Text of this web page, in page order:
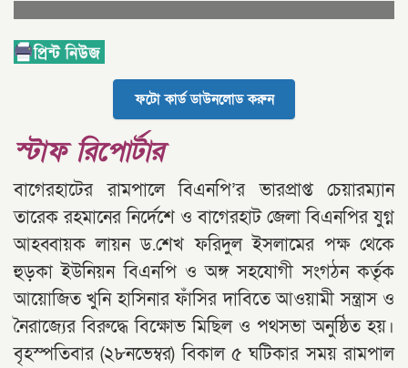
ফটো কার্ড ডাউনলোড করুন
স্টাফ রিপোর্টার
বাগেরহাটের রামপালে বিএনপি’র ভারপ্রাপ্ত চেয়ারম্যান
তারেক রহমানের নির্দেশে ও বাগেরহাট জেলা বিএনপির যুগ্ন
আহব্বায়ক লায়ন ড.শেখ ফরিদুল ইসলামের পক্ষ থেকে
হুড়কা ইউনিয়ন বিএনপি ও অঙ্গ সহযোগী সংগঠন কর্তৃক
আয়োজিত খুনি হাসিনার ফাঁসির দাবিতে আওয়ামী সন্ত্রাস ও
নৈরাজ্যের বিরুদ্ধে বিক্ষোভ মিছিল ও পথসভা অনুষ্ঠিত হয়।
বৃহস্পতিবার (২৮নভেম্বর) বিকাল ৫ ঘটিকার সময় রামপাল